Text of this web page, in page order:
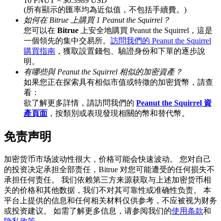
BTC 專享獎勵
充值並交易BTC瓜分 25,000 USDT 獎池！
充值CASHCAT & 赢取
BitMart 用戶遷移專享
註冊&交易贏 500,000 USDT
(所有顯示的匯率均為近似值，不包括手續費。)
如何在 Bitrue 上購買 1 Peanut the Squirrel？
您可以在 Bitrue 上安全地購買 Peanut the Squirrel，這是
一個領先的集中交易所。 訪問我們的 Peanut the Squirrel
購買指南 ，獲取設置錢包、驗證身份和下單的逐步說
明。
有哪些與 Peanut the Squirrel 相似的加密資產？
如果您正在探索具有相似市值或特徵的加密貨幣，請查
看：
欲了解更多詳情，請訪問我們的 Peanut the Squirrel 資
產頁面 ，按類別或表現發現相關的幣和替代幣。
免责声明
加密货币市场波动性很大，价格可能会快速波动。 您对自己
的投资决定承担全部责任，Bitrue 对您可能遭受的任何损失不
承担任何责任。 我们依赖第三方来源获取与上述加密货币相
关的价格和其他数据，我们不对其可靠性或准确性负责。 本
平台上提供的信息和任何相关材料仅供参考，不应被视为财务
或投资建议。 如需了解更多信息，请参阅我们的使用条款和